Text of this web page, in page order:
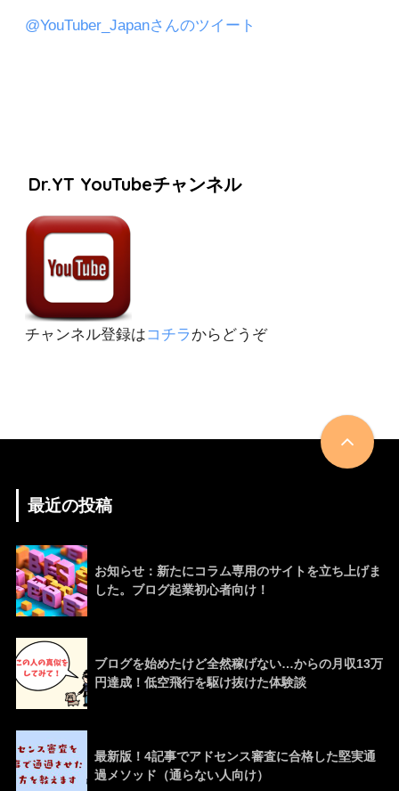
@YouTuber_Japanさんのツイート
Dr.YT YouTubeチャンネル
チャンネル登録はコチラ からどうぞ
最近の投稿
お知らせ：新たにコラム専用のサイトを立ち上げま
した。ブログ起業初心者向け！
ブログを始めたけど全然稼げない…からの月収13万
円達成！低空飛行を駆け抜けた体験談
最新版！4記事でアドセンス審査に合格した堅実通
過メソッド（通らない人向け）